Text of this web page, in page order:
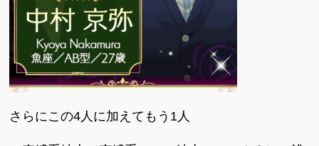
さらにこの4人に加えてもう1人